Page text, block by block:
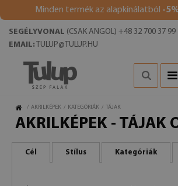
Minden termék az alapkínálatból -
SEGÉLYVONAL (CSAK ANGOL) +48 32 700 37 99
EMAIL: TULUP@TULUP.HU
/ AKRILKÉPEK / KATEGÓRIÁK / TÁJAK
AKRILKÉPEK - TÁJAK
Cél Stílus Kategóriák